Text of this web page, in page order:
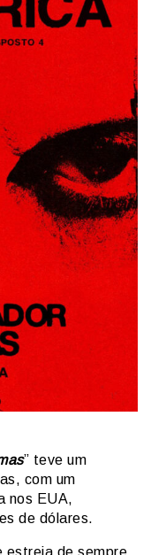
” teve um
com um
nos EUA,
de dólares.
estreia de sempre